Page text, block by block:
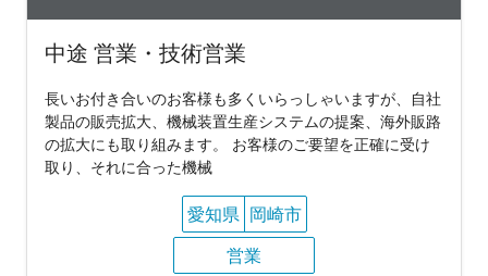
中途 営業・技術営業
長いお付き合いのお客様も多くいらっしゃいますが、自社
製品の販売拡大、機械装置生産システムの提案、海外販路
の拡大にも取り組みます。 お客様のご要望を正確に受け
取り、それに合った機械
愛知県 岡崎市
営業